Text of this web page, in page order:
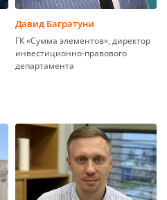
Давид Багратуни
ГК «Сумма элементов», директор
инвестиционно-правового
департамента